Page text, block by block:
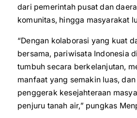
dari pemerintah pusat dan
komunitas, hingga masyarakat
“Dengan kolaborasi yang kuat
bersama, pariwisata Indonesia
tumbuh secara berkelanjutan,
manfaat yang semakin luas,
penggerak kesejahteraan
penjuru tanah air,” pungkas